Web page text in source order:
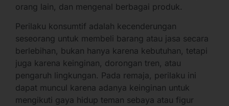
orang lain, dan mengenal berbagai produk.
Perilaku konsumtif adalah kecenderungan
seseorang untuk membeli barang atau jasa secara
berlebihan, bukan hanya karena kebutuhan, tetapi
juga karena keinginan, dorongan tren, atau
pengaruh lingkungan. Pada remaja, perilaku ini
dapat muncul karena adanya keinginan untuk
mengikuti gaya hidup teman sebaya atau figur